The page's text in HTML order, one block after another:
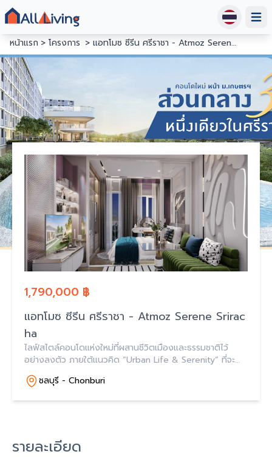
หน้าแรก
โครงการ แอทโมซ ซีรีน ศรีราชา - Atmoz Serene Sriracha
1,790,000 ฿
แอทโมซ ซีรีน ศรีราชา - Atmoz Serene Srirac
ha
ไลฟ์สไตล์คอนโดแห่งใหม่ที่ผสานชีวิตเมืองและธรรมชาติไว้
อย่างลงตัว ภายใต้แนวคิด “Urban Life & Serenity” ที่จะ
ช่วยเปลี่ยนโหมดวันธรรมดาของคุณ ให้กลายเป็นวันสุดพิเศษ
ชลบุรี - Chonburi
รายละเอียด